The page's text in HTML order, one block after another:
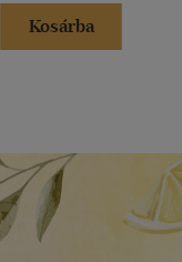
Kosárba